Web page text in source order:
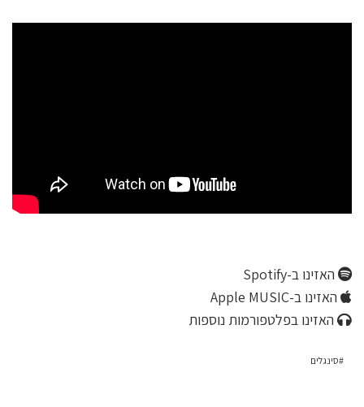
האזינו ב-Spotify
האזינו ב-Apple MUSIC
האזינו בפלטפורמות נוספות
סינגלים